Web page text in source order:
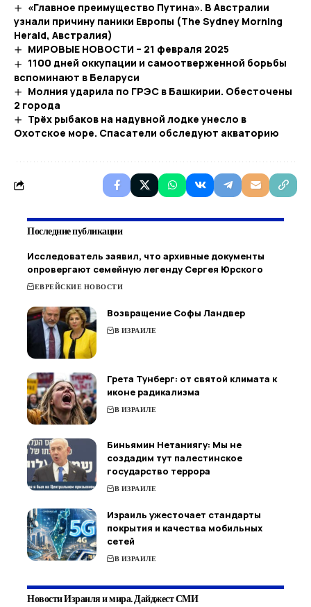
«Главное преимущество Путина». В Австралии
узнали причину паники Европы (The Sydney Morning
Herald, Австралия)
МИРОВЫЕ НОВОСТИ – 21 февраля 2025
1100 дней оккупации и самоотверженной борьбы
вспоминают в Беларуси
Молния ударила по ГРЭС в Башкирии. Обесточены
2 города
Трёх рыбаков на надувной лодке унесло в
Охотское море. Спасатели обследуют акваторию
Последние публикации
Исследователь заявил, что архивные документы
опровергают семейную легенду Сергея Юрского
ЕВРЕЙСКИЕ НОВОСТИ
Возвращение Софы Ландвер
В ИЗРАИЛЕ
Грета Тунберг: от святой климата к
иконе радикализма
В ИЗРАИЛЕ
Биньямин Нетаниягу: Мы не
создадим тут палестинское
государство террора
В ИЗРАИЛЕ
Израиль ужесточает стандарты
покрытия и качества мобильных
сетей
В ИЗРАИЛЕ
Новости Израиля и мира. Дайджест СМИ